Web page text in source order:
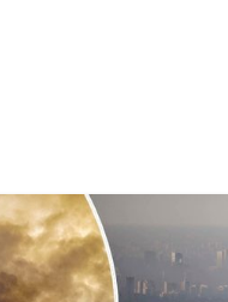
Dados do Clima & Radar. . .